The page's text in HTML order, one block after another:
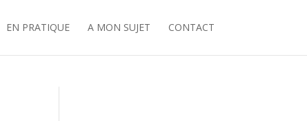
EN PRATIQUE A MON SUJET CONTACT